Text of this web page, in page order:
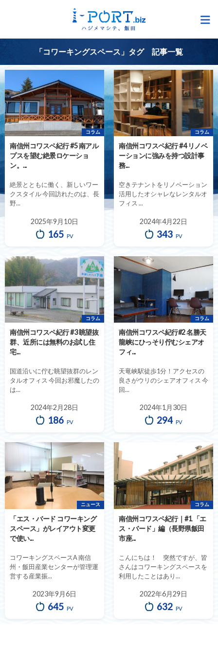
「コワーキングスペース」タグ 記事一覧
コラム
南信州コワスペ紀行 #5 南アル
プスを望む絶景ロケーショ
ン。...
絶景とともに働く、新しいワー
クスタイル 今回訪れたのは、長
野...
2025年9月10日
165 PV
コラム
南信州コワスペ紀行 #4 リノベ
ーションに強みを持つ設計事
務...
空きテナントをリノベーション
活用したオシャレなレンタルオ
フィス ...
2024年4月22日
343 PV
コラム
南信州コワスペ紀行 #3 眺望抜
群、近所には無料のお試し住
宅...
国道沿いに佇む眺望抜群のレン
タルオフィス 今回お邪魔したの
は...
2024年2月28日
186 PV
コラム
南信州コワスペ紀行#2 名勝天
龍峡にひっそり佇むシェアオ
フィ...
天竜峡駅徒歩1分！アクセスの
良さがウリのシェアオフィス 今
回...
2024年1月30日
294 PV
ニュース
「エス・バード コワーキング
スペース」がレイアウト変更
で使い...
コワーキングスペースA 南信
州・飯田産業センターが管理運
営する産業振...
2023年9月6日
645 PV
コラム
南信州コワスペ紀行｜#1 「エ
ス・バード」編（長野県飯田
市座...
こんにちは！ 突然ですが、皆
さんはコワーキングスペースを
利用したことはあり...
2022年6月29日
632 PV